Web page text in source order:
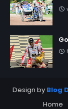
Design by Blog
Home